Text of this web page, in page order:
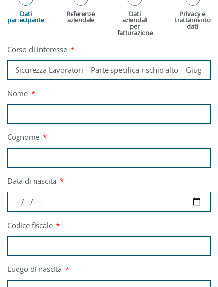
Dati
partecipante
Referenze
aziendale
Dati
aziendali
per
fatturazione
Privacy e
trattamento
dati
Corso di interesse
Nome
Cognome
Data di nascita
Codice fiscale
Luogo di nascita